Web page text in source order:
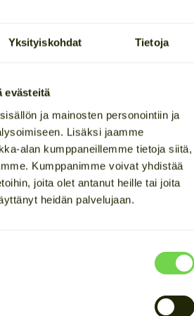
Yksityiskohdat Tietoja
evästeitä
ja mainosten personointiin ja
Lisäksi jaamme
alan kumppaneillemme tietoja siitä,
Kumppanimme voivat yhdistää
joita olet antanut heille tai joita
heidän palvelujaan.